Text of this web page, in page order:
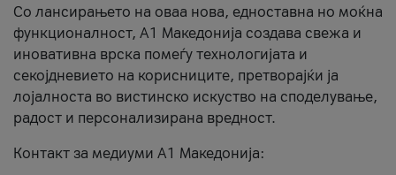
Со лансирањето на оваа нова, едноставна но моќна
функционалност, А1 Македонија создава свежа и
иновативна врска помеѓу технологијата и
секојдневието на корисниците, претворајќи ја
лојалноста во вистинско искуство на споделување,
радост и персонализирана вредност.
Контакт за медиуми А1 Македонија: